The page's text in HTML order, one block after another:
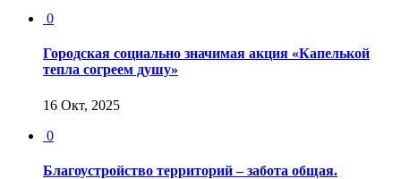
0
Городская социально значимая акция «Капелькой
тепла согреем душу»
16 Окт, 2025
0
Благоустройство территорий – забота общая.